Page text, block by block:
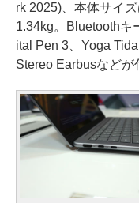
rk 2025)、本体サイ
1.34kg。Bluetoothキ
ital Pen 3、Yoga
Stereo Earbusなどが